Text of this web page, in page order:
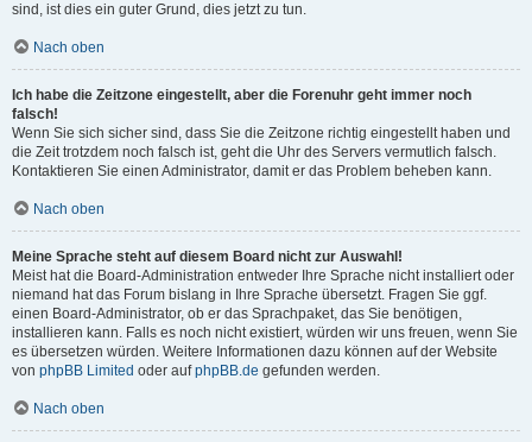
sind, ist dies ein guter Grund, dies jetzt zu tun.
Nach oben
Ich habe die Zeitzone eingestellt, aber die Forenuhr geht immer noch
falsch!
Wenn Sie sich sicher sind, dass Sie die Zeitzone richtig eingestellt haben und
die Zeit trotzdem noch falsch ist, geht die Uhr des Servers vermutlich falsch.
Kontaktieren Sie einen Administrator, damit er das Problem beheben kann.
Nach oben
Meine Sprache steht auf diesem Board nicht zur Auswahl!
Meist hat die Board-Administration entweder Ihre Sprache nicht installiert oder
niemand hat das Forum bislang in Ihre Sprache übersetzt. Fragen Sie ggf.
einen Board-Administrator, ob er das Sprachpaket, das Sie benötigen,
installieren kann. Falls es noch nicht existiert, würden wir uns freuen, wenn Sie
es übersetzen würden. Weitere Informationen dazu können auf der Website
von phpBB Limited oder aufphpBB.de gefunden werden.
Nach oben